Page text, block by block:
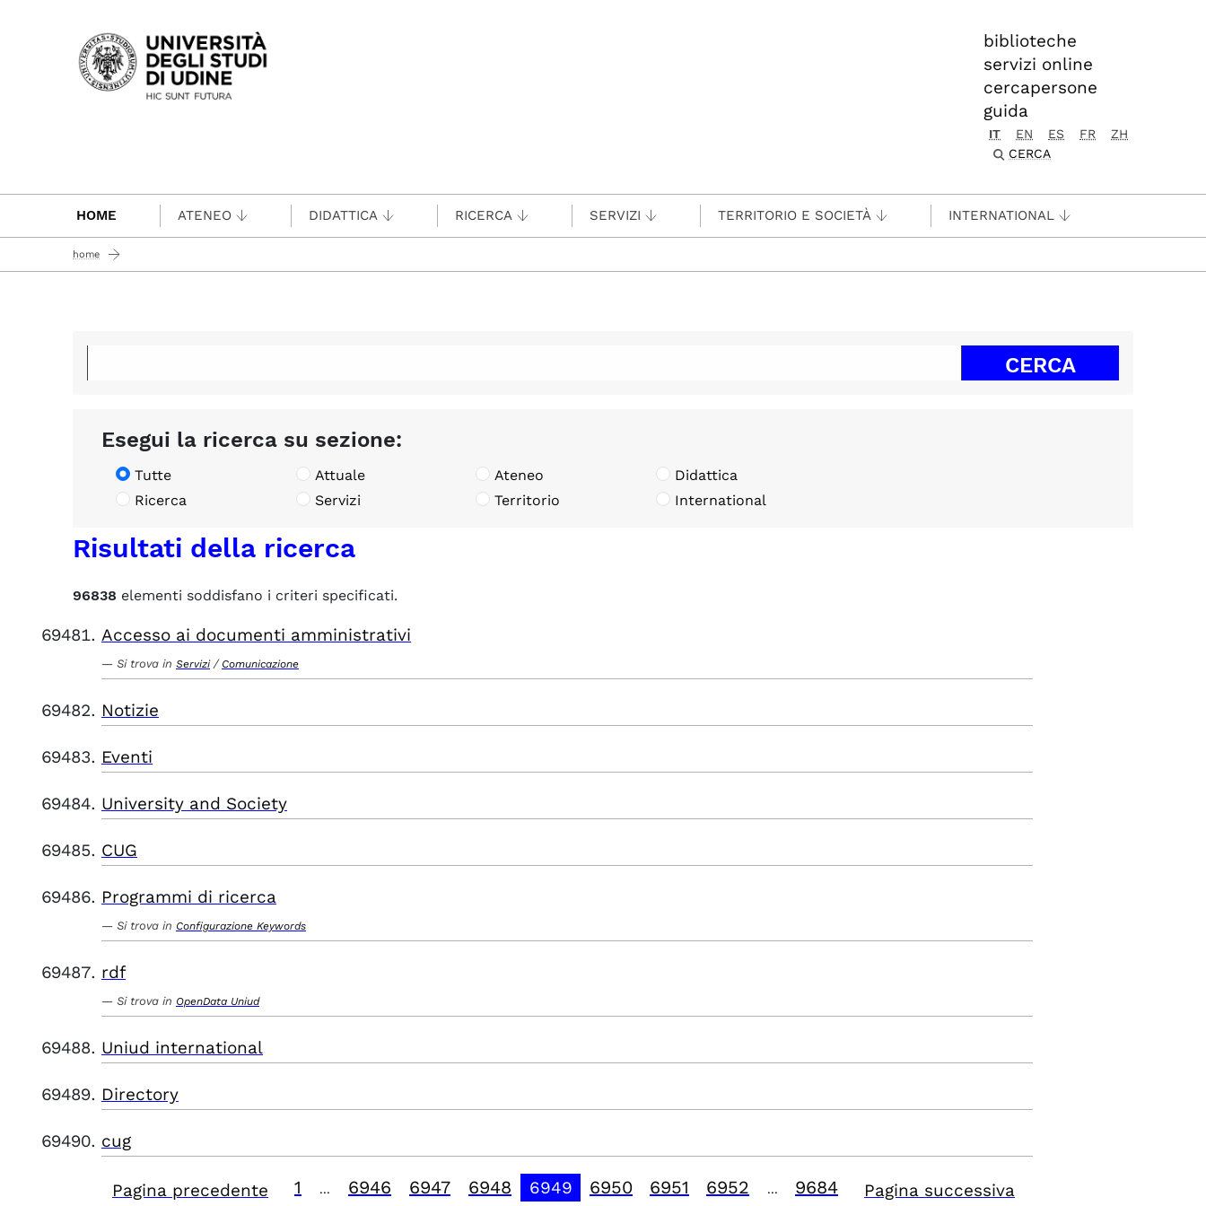
Passa al contenuto principale
biblioteche
servizi online
cercapersone
guida
IT EN ES FR
ZH
CERCA
HOME ATENEO DIDATTICA RICERCA SERVIZI TERRITORIO E SOCIETÀ INTERNATIONAL
home
Esegui la ricerca su sezione:
Tutte Attuale Ateneo
Didattica
Ricerca
Servizi Territorio International
Risultati della ricerca
96838 elementi soddisfano i criteri specificati.
Accesso ai documenti amministrativi
Si trova in Servizi / Comunicazione
Notizie
Eventi
University and Society
CUG
Programmi di ricerca
Si trova in Configurazione Keywords
rdf
Si trova in OpenData Uniud
Uniud international
Directory
cug
Pagina precedente 1 6946 6947 6948 6949 6950 6951 6952 9684 Pagina successiva